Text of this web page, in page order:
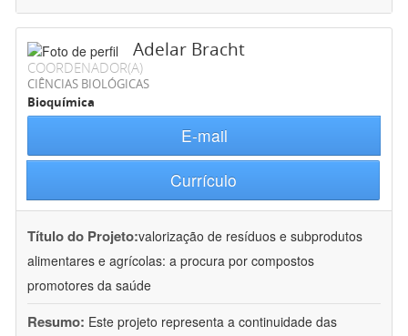
Adelar Bracht
COORDENADOR(A)
CIÊNCIAS BIOLÓGICAS
Bioquímica
E-mail
Currículo
Título do Projeto:valorização de resíduos e subprodutos
alimentares e agrícolas: a procura por compostos
promotores da saúde
Resumo: Este projeto representa a continuidade das